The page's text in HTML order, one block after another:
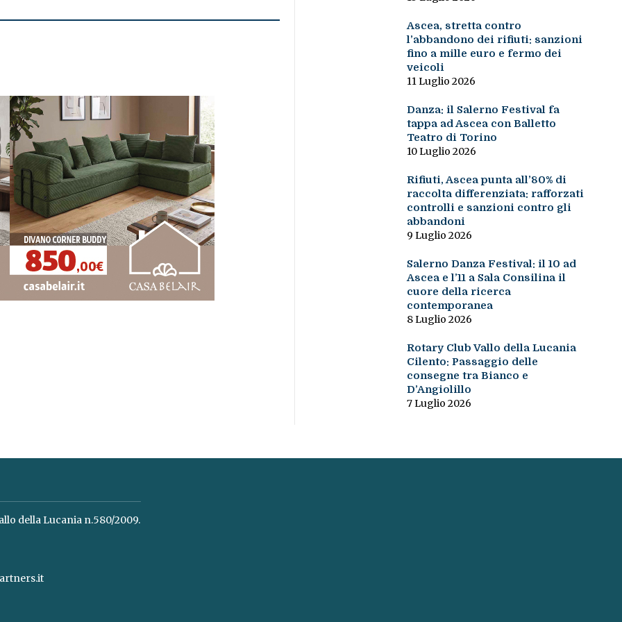
Ascea, stretta contro
l’abbandono dei rifiuti: sanzioni
fino a mille euro e fermo dei
veicoli
11 Luglio 2026
Danza: il Salerno Festival fa
tappa ad Ascea con Balletto
Teatro di Torino
10 Luglio 2026
Rifiuti, Ascea punta all’80% di
raccolta differenziata: rafforzati
controlli e sanzioni contro gli
abbandoni
9 Luglio 2026
Salerno Danza Festival: il 10 ad
Ascea e l’11 a Sala Consilina il
cuore della ricerca
contemporanea
8 Luglio 2026
Rotary Club Vallo della Lucania
Cilento: Passaggio delle
consegne tra Bianco e
D’Angiolillo
7 Luglio 2026
della Lucania n.580/2009.